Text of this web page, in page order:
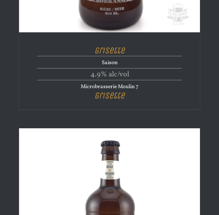
Grisette
Saison
4.9% alc/vol
Microbrasserie Moulin 7
Grisette